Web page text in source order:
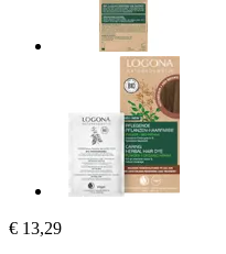
€ 13,29